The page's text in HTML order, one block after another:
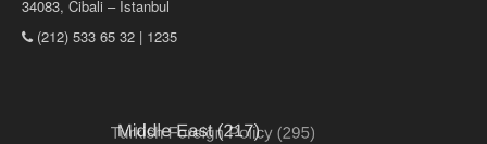
34083, Cibali – İstanbul
(212) 533 65 32 | 1235